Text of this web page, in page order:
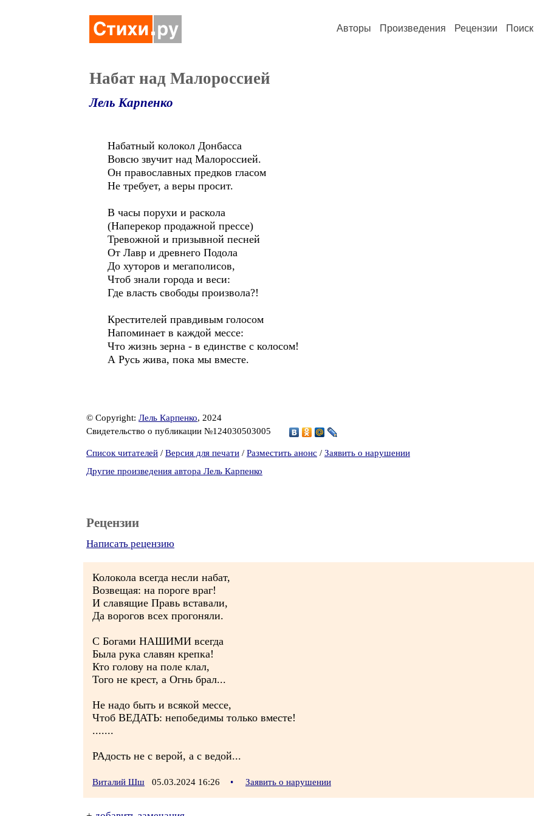
Авторы Произведения Рецензии Поиск
Набат над Малороссией
Лель Карпенко
Набатный колокол Донбасса
Вовсю звучит над Малороссией.
Он православных предков гласом
Не требует, а веры просит.
В часы порухи и раскола
(Наперекор продажной прессе)
Тревожной и призывной песней
От Лавр и древнего Подола
До хуторов и мегаполисов,
Чтоб знали города и веси:
Где власть свободы произвола?!
Крестителей правдивым голосом
Напоминает в каждой мессе:
Что жизнь зерна - в единстве с колосом!
А Русь жива, пока мы вместе.
© Copyright: Лель Карпенко, 2024
Свидетельство о публикации №124030503005
Список читателей / Версия для печати / Разместить анонс / Заявить о нарушении
Другие произведения автора Лель Карпенко
Рецензии
Написать рецензию
Колокола всегда несли набат,
Возвещая: на пороге враг!
И славящие Правь вставали,
Да ворогов всех прогоняли.
С Богами НАШИМИ всегда
Была рука славян крепка!
Кто голову на поле клал,
Того не крест, а Огнь брал...
Не надо быть и всякой мессе,
Чтоб ВЕДАТЬ: непобедимы только вместе!
.......
РАдость не с верой, а с ведой...
Виталий Шш 05.03.2024 16:26 • Заявить о нарушении